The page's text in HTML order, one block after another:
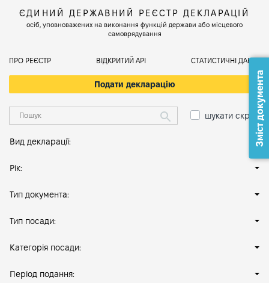
ЄДИНИЙ ДЕРЖАВНИЙ РЕЄСТР ДЕКЛАРАЦІЙ
осіб, уповноважених на виконання функцій держави або місцевого
самоврядування
ПРО РЕЄСТР ВІДКРИТИЙ АРІ СТАТИСТИЧНІ ДАНІ
Подати декларацію
шукати скрізь
Вид декларації:
Рік:
Тип документа:
Тип посади:
Категорія посади:
Період подання:
Зміст документа